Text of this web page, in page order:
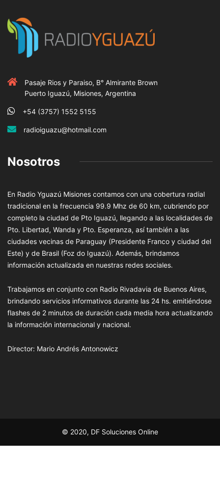
Pasaje Rios y Paraiso, B° Almirante Brown
Puerto Iguazú, Misiones, Argentina
+54 (3757) 1552 5155
radioiguazu@hotmail.com
Nosotros
En Radio Yguazú Misiones contamos con una cobertura radial
tradicional en la frecuencia 99.9 Mhz de 60 km, cubriendo por
completo la ciudad de Pto Iguazú, llegando a las localidades de
Pto. Libertad, Wanda y Pto. Esperanza, así también a las
ciudades vecinas de Paraguay (Presidente Franco y ciudad del
Este) y de Brasil (Foz do Iguazú). Además, brindamos
información actualizada en nuestras redes sociales.
Trabajamos en conjunto con Radio Rivadavia de Buenos Aires,
brindando servicios informativos durante las 24 hs. emitiéndose
flashes de 2 minutos de duración cada media hora actualizando
la información internacional y nacional.
Director: Mario Andrés Antonowicz
© 2020, DF Soluciones Online